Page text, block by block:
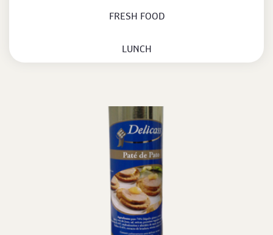
FRESH FOOD
LUNCH